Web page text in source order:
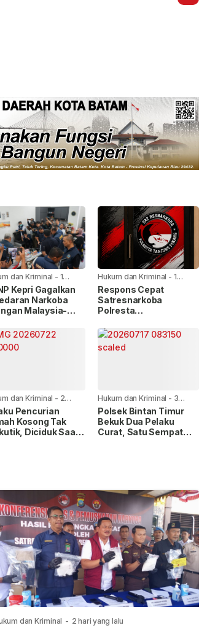
dan Kriminal - 1
yang lalu
Kepri Gagalkan
Narkoba
Malaysia-
Diburu
Hukum dan Kriminal - 1
minggu yang lalu
Respons Cepat
Satresnarkoba
Polresta
Pengguna Sabu
Diamankan Usai
Dilaporkan ke Call
dan Kriminal - 2
yang lalu
Pencurian
Kosong Tak
Diciduk Saat
Hukum dan Kriminal - 3
minggu yang lalu
Polsek Bintan Timur
Bekuk Dua Pelaku
Curat, Satu Sempat
dan Kriminal - 2 hari yang lalu